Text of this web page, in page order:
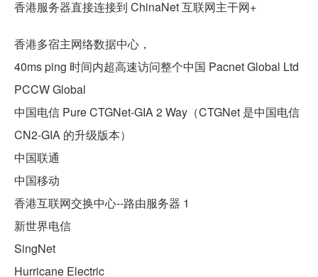
香港服务器直接连接到 ChinaNet 互联网主干网+
香港多宿主网络数据中心，
40ms ping 时间内超高速访问整个中国 Pacnet Global Ltd
PCCW Global
中国电信 Pure CTGNet-GIA 2 Way（CTGNet 是中国电信
CN2-GIA 的升级版本）
中国联通
中国移动
香港互联网交换中心--路由服务器 1
新世界电信
SingNet
Hurricane Electric